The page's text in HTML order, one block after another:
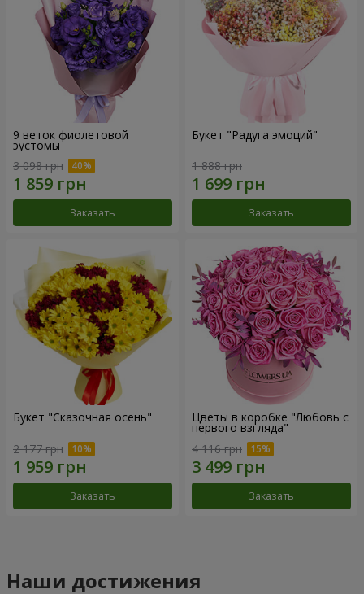
9 веток фиолетовой
эустомы
3 098 грн
Заказать
Букет "Радуга эмоций"
1 888 грн
Заказать
Букет "Сказочная осень"
2 177 грн
Заказать
Цветы в коробке "Любовь с
первого взгляда"
4 116 грн
Заказать
Наши достижения